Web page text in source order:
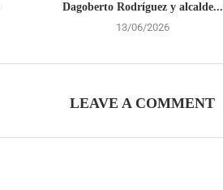
Dagoberto Rodríguez y alcalde...
13/06/2026
LEAVE A COMMENT